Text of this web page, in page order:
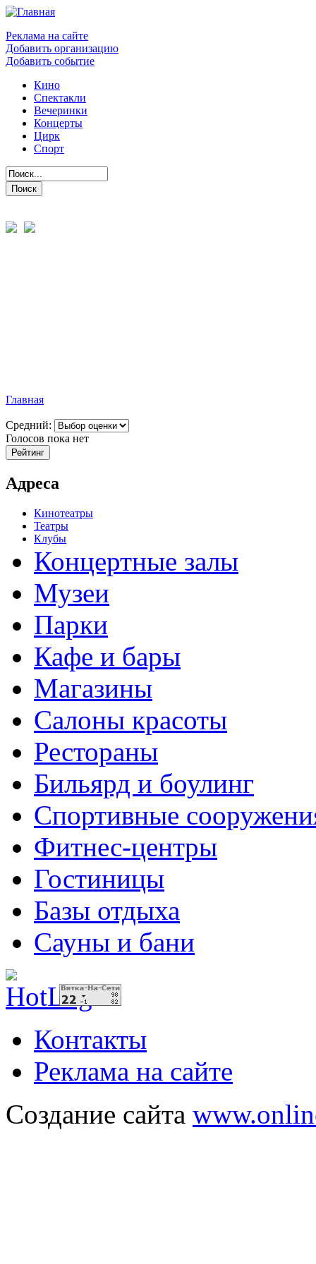
Реклама на сайте
Добавить организацию
Добавить событие
Кино
Спектакли
Вечеринки
Концерты
Цирк
Спорт
Главная
Средний:
Голосов пока нет
Адреса
Кинотеатры
Театры
Клубы
Концертные залы
Музеи
Парки
Кафе и бары
Магазины
Салоны красоты
Рестораны
Бильярд и боулинг
Спортивные
Фитнес-центры
Гостиницы
Базы отдыха
Сауны и бани
Контакты
Реклама на сайте
Создание сайта